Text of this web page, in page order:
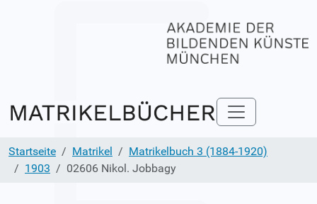
Startseite Matrikel
Matrikelbuch 3 (1884-1920)
1903
02606 Nikol. Jobbagy